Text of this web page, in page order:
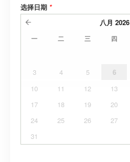
选择日期 *
八月 2026
一 二 三 四
3
4 5 6
10
11 12 13
17
18 19 20
24
25 26 27
31